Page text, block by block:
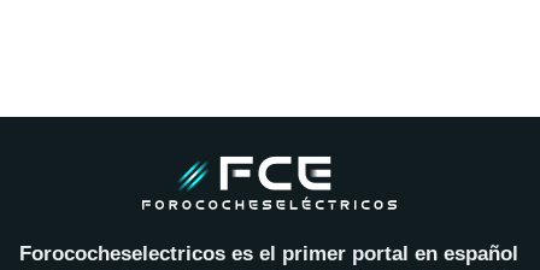
Forococheselectricos es el primer portal en español